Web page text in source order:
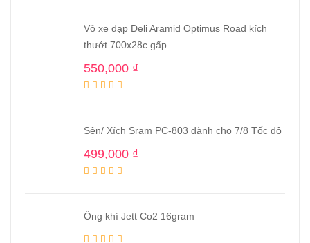
Vỏ xe đạp Deli Aramid Optimus Road kích
thướt 700x28c gấp
550,000 ₫
Sên/ Xích Sram PC-803 dành cho 7/8 Tốc độ
499,000 ₫
Ống khí Jett Co2 16gram